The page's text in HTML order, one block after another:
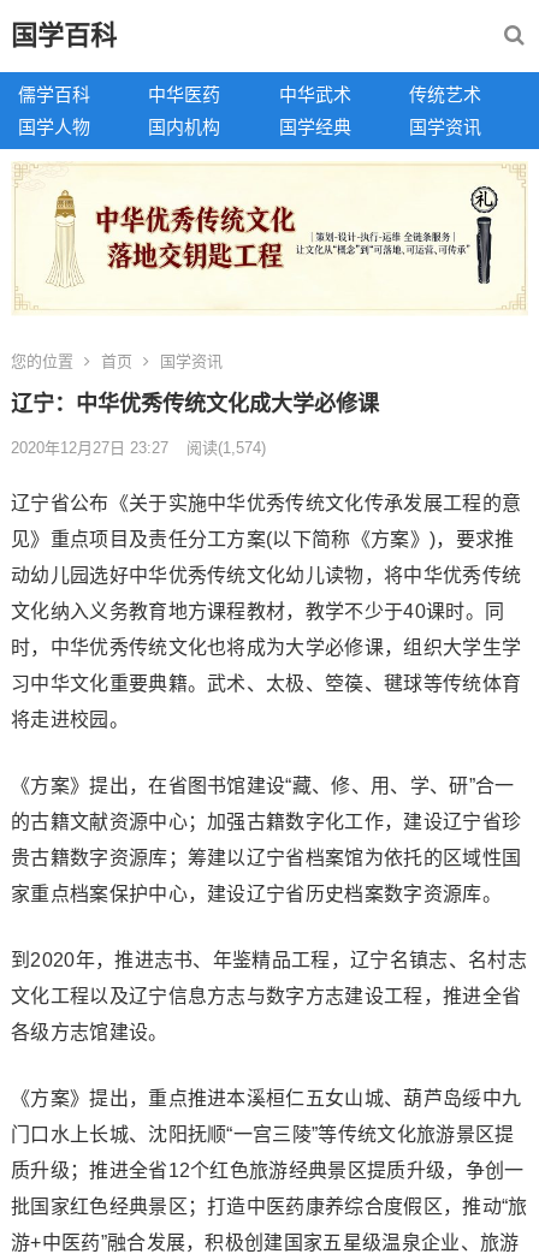
国学百科
儒学百科 中华医药 中华武术
传统艺术
国学人物
国内机构 国学经典 国学资讯
您的位置 首页 国学资讯
辽宁：中华优秀传统文化成大学必修课
2020年12月27日 23:27 阅读(1,574)
辽宁省公布《关于实施中华优秀传统文化传承发展工程的意
见》重点项目及责任分工方案(以下简称《方案》)，要求推
动幼儿园选好中华优秀传统文化幼儿读物，将中华优秀传统
文化纳入义务教育地方课程教材，教学不少于40课时。同
时，中华优秀传统文化也将成为大学必修课，组织大学生学
习中华文化重要典籍。武术、太极、箜篌、毽球等传统体育
将走进校园。
《方案》提出，在省图书馆建设“藏、修、用、学、研”合一
的古籍文献资源中心；加强古籍数字化工作，建设辽宁省珍
贵古籍数字资源库；筹建以辽宁省档案馆为依托的区域性国
家重点档案保护中心，建设辽宁省历史档案数字资源库。
到2020年，推进志书、年鉴精品工程，辽宁名镇志、名村志
文化工程以及辽宁信息方志与数字方志建设工程，推进全省
各级方志馆建设。
《方案》提出，重点推进本溪桓仁五女山城、葫芦岛绥中九
门口水上长城、沈阳抚顺“一宫三陵”等传统文化旅游景区提
质升级；推进全省12个红色旅游经典景区提质升级，争创一
批国家红色经典景区；打造中医药康养综合度假区，推动“旅
游+中医药”融合发展，积极创建国家五星级温泉企业、旅游